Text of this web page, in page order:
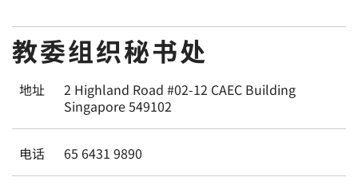
教委组织秘书处
地址
2 Highland Road #02-12 CAEC Building
Singapore 549102
电话 65 6431 9890